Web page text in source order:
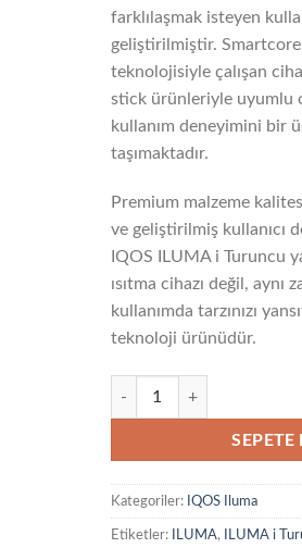
farklılaşmak isteyen
geliştirilmiştir.
teknolojisiyle çalışan
stick ürünleriyle uyumlu
kullanım deneyimini bir
taşımaktadır.
Premium malzeme
ve geliştirilmiş kullanıcı
IQOS ILUMA i Turuncu
ısıtma cihazı değil, aynı
kullanımda tarzınızı
teknoloji ürünüdür.
IQOS ILUMA i Turuncu adet
SEPETE
Kategoriler: IQOS Iluma
Etiketler: ILUMA, ILUMA i